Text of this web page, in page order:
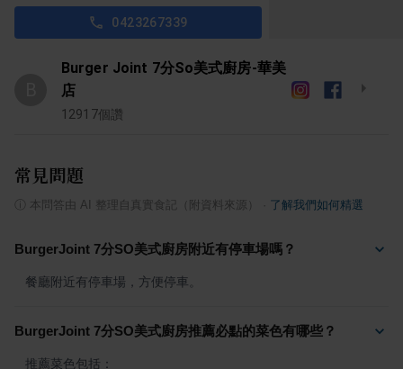
0423267339
Burger Joint 7分So美式廚房-華美
店
12917個讚
常見問題
本問答由 AI 整理自真實食記（附資料來源） 了解我們如何精選
BurgerJoint 7分SO美式廚房附近有停車場嗎？
餐廳附近有停車場，方便停車。
BurgerJoint 7分SO美式廚房推薦必點的菜色有哪些？